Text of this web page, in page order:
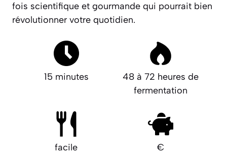
fois scientifique et gourmande qui pourrait bien
révolutionner votre quotidien.
15 minutes
48 à 72 heures de
fermentation
facile €